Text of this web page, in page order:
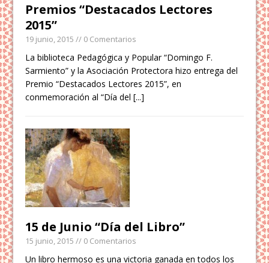
Premios “Destacados Lectores
2015”
19 junio, 2015 // 0 Comentarios
La biblioteca Pedagógica y Popular “Domingo F.
Sarmiento” y la Asociación Protectora hizo entrega del
Premio “Destacados Lectores 2015”, en
conmemoración al “Día del[...]
15 de Junio “Día del Libro”
15 junio, 2015 // 0 Comentarios
Un libro hermoso es una victoria ganada en todos los